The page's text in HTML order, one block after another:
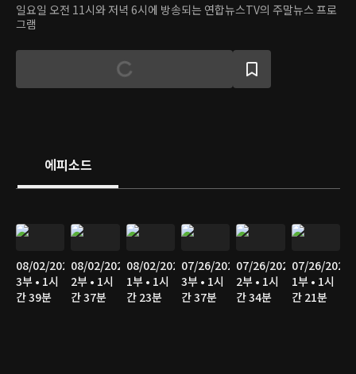
일요일 오전 11시와 저녁 6시에 방송되는 연합뉴스TV의 주말뉴스 프로
그램
에피소드
08/02/2026
3부 • 1시
간 39분
08/02/2026
2부 • 1시
간 37분
08/02/2026
1부 • 1시
간 23분
07/26/2026
3부 • 1시
간 37분
07/26/2026
2부 • 1시
간 34분
07/26/2026
1부 • 1시
간 21분